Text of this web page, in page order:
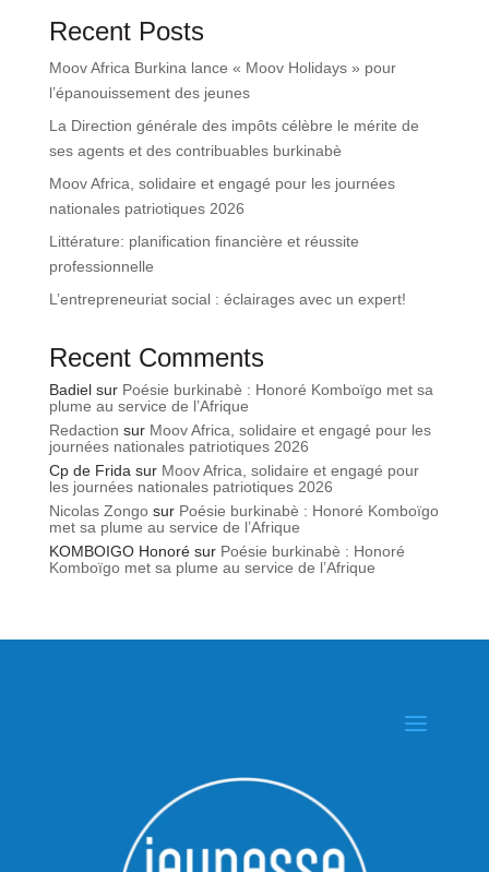
Recent Posts
Moov Africa Burkina lance « Moov Holidays » pour
l’épanouissement des jeunes
La Direction générale des impôts célèbre le mérite de
ses agents et des contribuables burkinabè
Moov Africa, solidaire et engagé pour les journées
nationales patriotiques 2026
Littérature: planification financière et réussite
professionnelle
L’entrepreneuriat social : éclairages avec un expert!
Recent Comments
Badielsur Poésie burkinabè : Honoré Komboïgo met sa
plume au service de l’Afrique
Redaction sur Moov Africa, solidaire et engagé pour les
journées nationales patriotiques 2026
Cp de Frida sur Moov Africa, solidaire et engagé pour
les journées nationales patriotiques 2026
Nicolas Zongosur Poésie burkinabè : Honoré Komboïgo
met sa plume au service de l’Afrique
KOMBOIGO Honorésur Poésie burkinabè : Honoré
Komboïgo met sa plume au service de l’Afrique